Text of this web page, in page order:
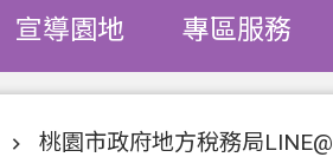
宣導園地 專區服務
桃園市政府地方稅務局LINE@